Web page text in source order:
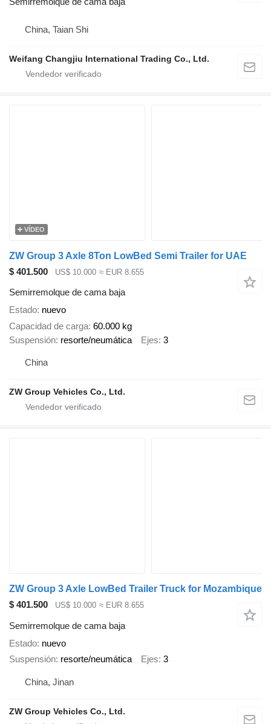
China, Taian Shi
Weifang Changjiu International Trading Co., Ltd.
VÍDEO
ZW Group 3 Axle 8Ton LowBed Semi Trailer for UAE
$ 401.500
US$ 10.000 ≈ EUR 8.655
Semirremolque de cama baja
Estado nuevo
Capacidad de carga 60.000 kg
Suspensión resorte/neumática Ejes 3
China
ZW Group Vehicles Co., Ltd.
ZW Group 3 Axle LowBed Trailer Truck for Mozambique
$ 401.500
US$ 10.000 ≈ EUR 8.655
Semirremolque de cama baja
Estado nuevo
Suspensión resorte/neumática Ejes 3
China, Jinan
ZW Group Vehicles Co., Ltd.